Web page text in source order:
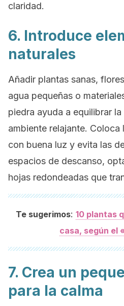
claridad.
6. Introduce
naturales
Añadir plantas sanas,
agua pequeñas o
piedra ayuda a equilibrar
ambiente relajante. Coloca
con buena luz y evita las
espacios de descanso,
hojas redondeadas que
Te sugerimos: 10 plantas
casa, según el
7. Crea un
para la calma